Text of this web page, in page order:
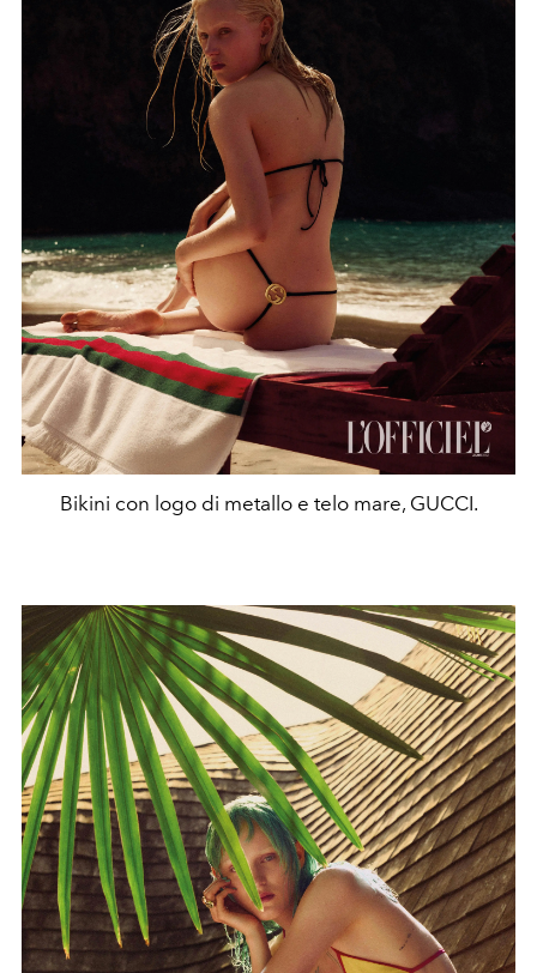
Bikini con logo di metallo e telo mare, GUCCI.